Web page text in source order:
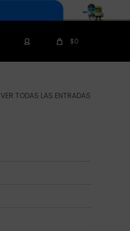
$0
VER TODAS LAS ENTRADAS